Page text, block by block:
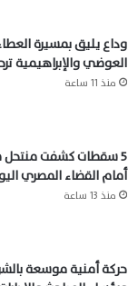
وداع يليق بمسيرة
العوضي والإبراهيمية
منذ 11 ساعة
5 سقطات كشفت منتحل
أمام القضاء المصري
منذ 13 ساعة
حركة أمنية موسعة